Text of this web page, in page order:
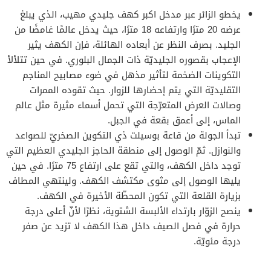
يخطو الزائر عبر مدخل اكبر كهف جليدي مهيب، الذي يبلغ
عرضه 20 مترًا وارتفاعه 18 مترًا، حيث يدخل عالمًا غامضًا من
الجليد. بصرف النظر عن أبعاده الهائلة، فإن الكهف يثير
الإعجاب بقصوره الجليديّة ذات الجمال البلوري. في حين تتلألأ
التكوينات الضخمة لتأثير مذهل في ضوء مصابيح المناجم
التقليديّة التي يتم إحضارها للزوار. حيث تقوده الممرات
وصالات العرض المتعرّجة التي تحمل أسماء مثيرة مثل عالم
الماس، إلى أعمق بقعة في الجبل.
تبدأ الجولة من قاعة بوسيلت ذي التكوين الصخريّ للصواعد
والنوازل. ثمّ الوصول إلى منطقة الحاجز الجليدي العظيم التي
توجد داخل الكهف، والتي تقع على ارتفاع 75 مترًا. في حين
يليها الوصول إلى مثوى مكتشف الكهف. ولينتهي المطاف
بزيارة القلعة التي تكون المحطّة الأخيرة في الكهف.
ينصح الزوّار بارتداء الألبسة الشتوية، نظرًا لأنّ أعلى درجة
حرارة في فصل الصيف داخل هذا الكهف لا تزيد عن صفر
درجة مئويّة.